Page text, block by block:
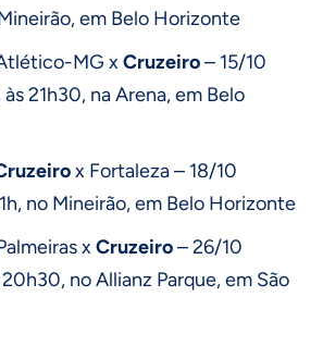
em Belo Horizonte
MG xCruzeiro– 15/10
21h30, na Arena, em Belo
x Fortaleza – 18/10
no Mineirão, em Belo Horizonte
xCruzeiro– 26/10
no Allianz Parque, em São